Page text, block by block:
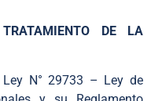
DE LA
N° 29733 – Ley de